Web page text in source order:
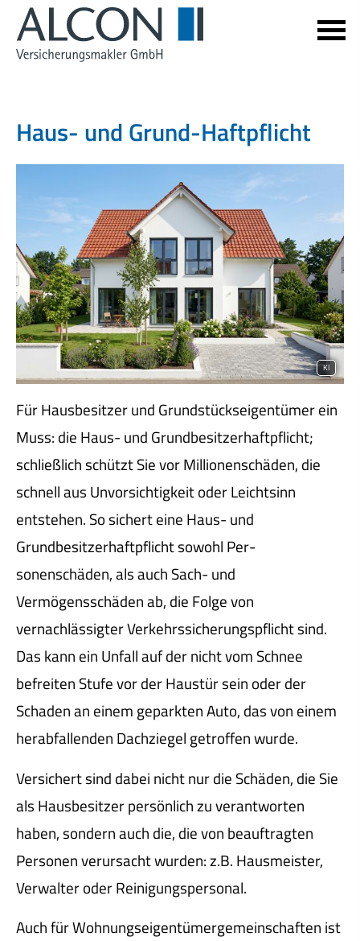
Haus- und Grund-Haft­pflicht
KI
Für Hausbesitzer und Grundstückseigentümer ein
Muss: die Haus- und Grundbesitzerhaftpflicht;
schließlich schützt Sie vor Millionenschäden, die
schnell aus Unvorsichtigkeit oder Leichtsinn
entstehen. So sichert eine Haus- und
Grundbesitzerhaftpflicht sowohl Per­
sonenschäden, als auch Sach- und
Vermögensschäden ab, die Folge von
vernachlässigter Verkehrssicherungspflicht sind.
Das kann ein Unfall auf der nicht vom Schnee
befreiten Stufe vor der Haustür sein oder der
Schaden an einem geparkten Auto, das von einem
herabfallenden Dachziegel getroffen wurde.
Versichert sind dabei nicht nur die Schäden, die Sie
als Hausbesitzer persönlich zu verantworten
haben, sondern auch die, die von beauftragten
Per­sonen verursacht wurden: z.B. Hausmeister,
Verwalter oder Reinigungspersonal.
Auch für Wohnungseigentümergemeinschaften ist